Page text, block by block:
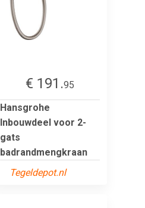
€ 191.95
Hansgrohe
Inbouwdeel voor 2-
gats
badrandmengkraan
Tegeldepot.nl